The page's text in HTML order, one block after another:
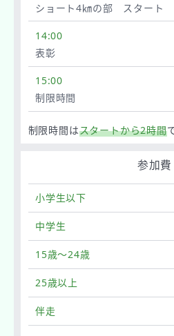
ショート4㎞の部 スタート
14:00
表彰
15:00
制限時間
制限時間はスタートから2時間
参加費
小学生以下
中学生
15歳～24歳
25歳以上
伴走